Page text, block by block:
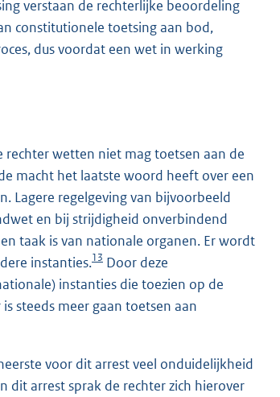
verstaan de rechterlijke beoordeling
constitutionele toetsing aan bod,
dus voordat een wet in werking
wetten niet mag toetsen aan de
macht het laatste woord heeft over een
Lagere regelgeving van bijvoorbeeld
en bij strijdigheid onverbindend
taak is van nationale organen. Er wordt
instanties.13 Door deze
instanties die toezien op de
steeds meer gaan toetsen aan
voor dit arrest veel onduidelijkheid
dit arrest sprak de rechter zich hierover